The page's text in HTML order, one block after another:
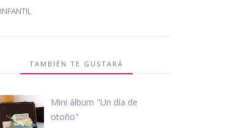
INFANTIL
TAMBIÉN TE GUSTARÁ
Mini álbum "Un día de
otoño"